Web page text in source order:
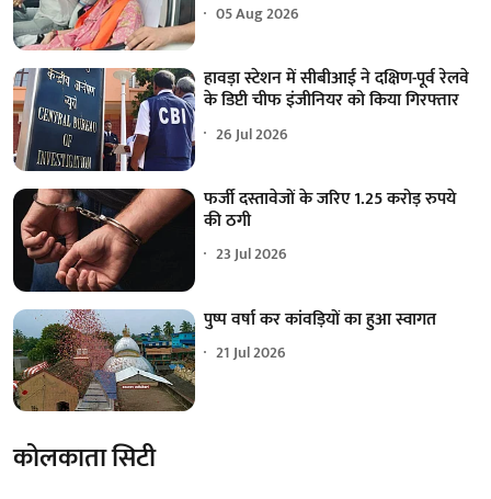
05 Aug 2026
हावड़ा स्टेशन में सीबीआई ने दक्षिण-पूर्व रेलवे
के डिप्टी चीफ इंजीनियर को किया गिरफ्तार
26 Jul 2026
फर्जी दस्तावेजों के जरिए 1.25 करोड़ रुपये
की ठगी
23 Jul 2026
पुष्प वर्षा कर कांवड़ियों का हुआ स्वागत
21 Jul 2026
कोलकाता सिटी